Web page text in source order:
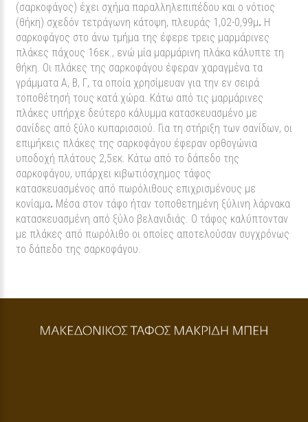
(σαρκοφάγος) έχει σχήμα παραλληλεπιπέδου και ο νότιος
(θήκη) σχεδόν τετράγωνη κάτοψη, πλευράς 1,02-0,99μ. Η
σαρκοφάγος στο άνω τμήμα της έφερε τρεις μαρμάρινες
πλάκες πάχους 16εκ., ενώ μία μαρμάρινη πλάκα κάλυπτε τη
θήκη. Οι πλάκες της σαρκοφάγου έφεραν χαραγμένα τα
γράμματα Α, Β, Γ, τα οποία χρησίμευαν για την εν σειρά
τοποθέτησή τους κατά χώρα. Κάτω από τις μαρμάρινες
πλάκες υπήρχε δεύτερο κάλυμμα κατασκευασμένο με
σανίδες από ξύλο κυπαρισσιού. Για τη στήριξη των σανίδων, οι
επιμήκεις πλάκες της σαρκοφάγου έφεραν ορθογώνια
υποδοχή πλάτους 2,5εκ. Κάτω από το δάπεδο της
σαρκοφάγου, υπάρχει κιβωτιόσχημος τάφος
κατασκευασμένος από πωρόλιθους επιχρισμένους με
κονίαμα. Μέσα στον τάφο ήταν τοποθετημένη ξύλινη λάρνακα
κατασκευασμένη από ξύλο βελανιδιάς. Ο τάφος καλύπτονταν
με πλάκες από πωρόλιθο οι οποίες αποτελούσαν συγχρόνως
το δάπεδο της σαρκοφάγου.